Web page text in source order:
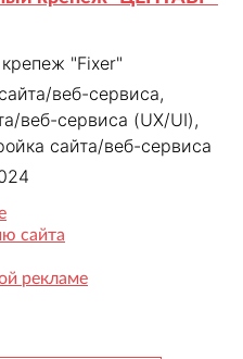
"Fixer"
веб-сервиса,
веб-сервиса (UX/UI),
сайта/веб-сервиса
сайта
рекламе